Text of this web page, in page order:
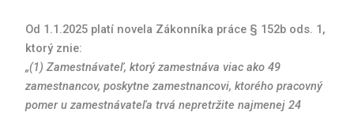
Od 1.1.2025 platí novela Zákonníka práce § 152b ods. 1,
ktorý znie:
„(1) Zamestnávateľ, ktorý zamestnáva viac ako 49
zamestnancov, poskytne zamestnancovi, ktorého pracovný
pomer u zamestnávateľa trvá nepretržite najmenej 24